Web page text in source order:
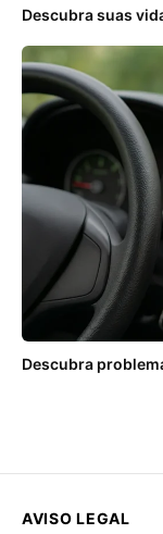
Descubra suas
Descubra
AVISO LEGAL